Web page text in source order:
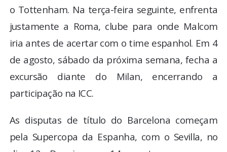
o Tottenham. Na terça-feira seguinte, enfrenta
justamente a Roma, clube para onde Malcom
iria antes de acertar com o time espanhol. Em 4
de agosto, sábado da próxima semana, fecha a
excursão diante do Milan, encerrando a
participação na ICC.
As disputas de título do Barcelona começam
pela Supercopa da Espanha, com o Sevilla, no